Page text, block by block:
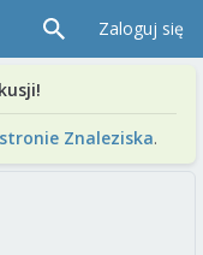
Zaloguj się
stronie Znaleziska.